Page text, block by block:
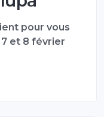
pour vous
et 8 février